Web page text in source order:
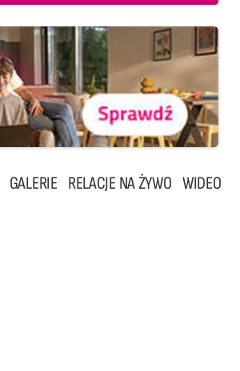
GALERIE RELACJE NA ŻYWO WIDEO